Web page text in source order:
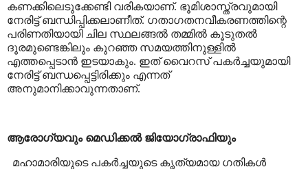
കണക്കിലെടുക്കേണ്ടി വരികയാണ്. ഭൂമിശാസ്ത്രവുമായി
നേരിട്ട് ബന്ധിപ്പിക്കലാണീത്. ഗതാഗതനവീകരണത്തിന്റെ
പരിണതിയായി ചില സ്ഥലങ്ങൽ തമ്മിൽ കൂടുതൽ
ദൂരമുണ്ടെങ്കിലും കുറഞ്ഞ സമയത്തിനുള്ളിൽ
എത്തപ്പെടാൻ ഇടയാകും. ഇത് വൈറസ് പകർച്ചയുമായി
നേരിട്ട് ബന്ധപ്പെട്ടിരിക്കും എന്നത്
അനുമാനിക്കാവുന്നതാണ്.
ആരോഗ്യവും മെഡിക്കൽ ജിയോഗ്രാഫിയും
മഹാമാരിയുടെ പകർച്ചയുടെ കൃത്യമായ ഗതികൾ